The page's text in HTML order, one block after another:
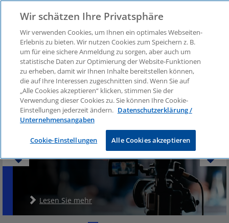
Covid-19
Virtuelle HV, RegE
Lesen Sie mehr
Wir schätzen Ihre Privatsphäre
Wir verwenden Cookies, um Ihnen ein optimales Webseiten-
Erlebnis zu bieten. Wir nutzen Cookies zum Speichern z. B.
um für eine sichere Anmeldung zu sorgen, aber auch um
statistische Daten zur Optimierung der Website-Funktionen
zu erheben, damit wir Ihnen Inhalte bereitstellen können,
die auf Ihre Interessen zugeschnitten sind. Wenn Sie auf
„Alle Cookies akzeptieren“ klicken, stimmen Sie der
Verwendung dieser Cookies zu. Sie können Ihre Cookie-
Einstellungen jederzeit ändern. Datenschutzerklärung /
Unternehmensangaben
Cookie-Einstellungen Alle Cookies akzeptieren